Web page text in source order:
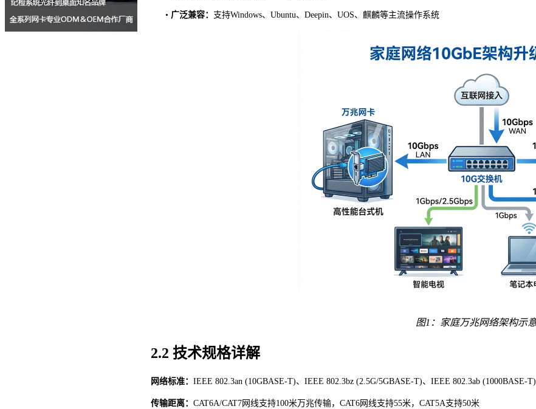
• 广泛兼容： 支持Windows、Ubuntu、Deepin、UOS、麒麟等主流操作系统
图1：家庭万兆网络架构示
2.2 技术规格详解
网络标准： IEEE 802.3an (10GBASE-T)、IEEE 802.3bz (2.5G/5GBASE-T)、IEEE 802.3ab (1000BASE-
传输距离： CAT6A/CAT7网线支持100米万兆传输，CAT6网线支持55米，CAT5A支持50米